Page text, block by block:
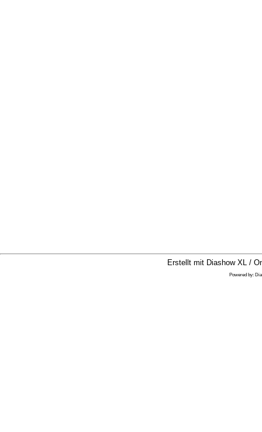
Erstellt mit Diashow XL /
Powered by: